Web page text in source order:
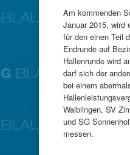
Am kommenden
Januar 2015, wird
für den einen Teil
Endrunde auf
Hallenrunde wird
darf sich der
bei einem
Waiblingen, SV
und SG
messen.